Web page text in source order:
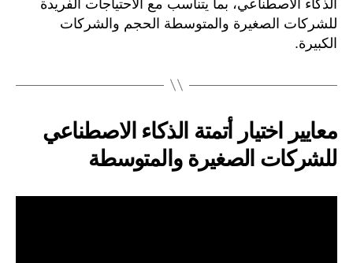
الذكاء الاصطناعي، بما يتناسب مع الاحتياجات الفريدة
للشركات الصغيرة والمتوسطة الحجم والشركات
الكبيرة.
معايير اختيار أتمتة الذكاء الاصطناعي
للشركات الصغيرة والمتوسطة